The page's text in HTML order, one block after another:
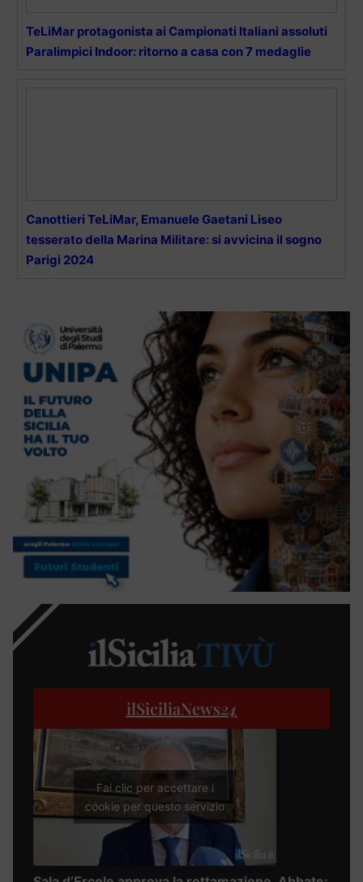
TeLiMar protagonista ai Campionati Italiani assoluti
Paralimpici Indoor: ritorno a casa con 7 medaglie
Canottieri TeLiMar, Emanuele Gaetani Liseo
tesserato della Marina Militare: si avvicina il sogno
Parigi 2024
ilSiciliaNews24
Fai clic per accettare i
cookie per questo servizio